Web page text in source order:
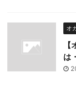
オ
は